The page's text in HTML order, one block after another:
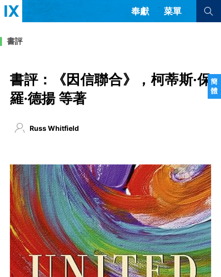
簡
體
奉獻 菜單
來信
教會帶領
團契生活與禱告
查看全部
查看全部
烏茲別克語
达里语
波斯語
法語
羅馬尼亞語
波蘭語
越南語
意大利語
德語
韓語
土耳其語
阿拉伯語
阿爾巴尼亞語
塞爾維亞語 柬埔寨語
書評
書評：《因信聯合》，柯蒂斯·保
羅·德揚 等著
Russ Whitfield